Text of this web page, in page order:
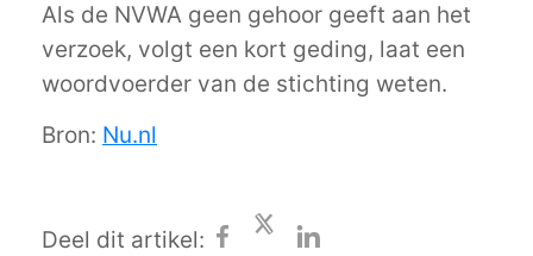
Als de NVWA geen gehoor geeft aan het
verzoek, volgt een kort geding, laat een
woordvoerder van de stichting weten.
Bron: Nu.nl
Deel dit artikel: